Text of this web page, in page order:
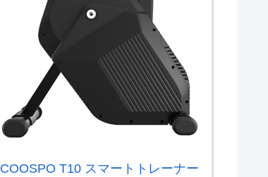
COOSPO T10 スマートトレーナー